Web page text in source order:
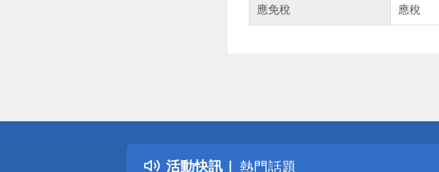
應免稅
應稅
活動快訊
詐騙網頁！請小心！
得獎公告
熱門話題